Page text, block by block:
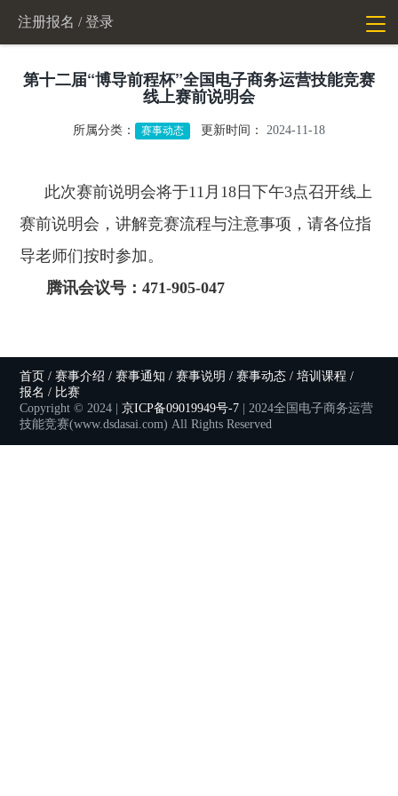
注册报名 / 登录
切
第十二届“博导前程杯”全国电子商务运营技能竞赛
线上赛前说明会
所属分类： 赛事动态 更新时间： 2024-11-18
此次赛前说明会将于11月18日下午3点召开线上
赛前说明会，讲解竞赛流程与注意事项，请各位指
导老师们按时参加。
腾讯会议号：471-905-047
首页 / 赛事介绍 / 赛事通知 / 赛事说明 / 赛事动态 / 培训课程 /
报名 / 比赛
Copyright © 2024 |京ICP备09019949号-7 | 2024全国电子商务运营
技能竞赛(www.dsdasai.com) All Rights Reserved